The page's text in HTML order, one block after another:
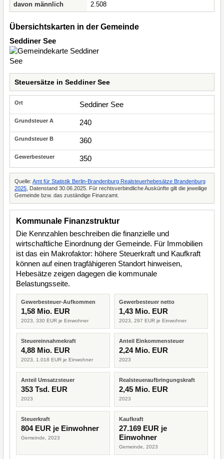
davon männlich
2.508
Übersichtskarten in der Gemeinde
Seddiner See
Steuersätze in Seddiner See
Seddiner See
240
360
350
Quelle: Amt für Statistik Berlin-Brandenburg Realsteuerhebesätze Brandenburg
2025 , Datenstand 30.06.2025. Für rechtsverbindliche Auskünfte gilt die jeweilige
Gemeinde bzw. das zuständige Finanzamt.
Kommunale Finanzstruktur
Die Kennzahlen beschreiben die finanzielle und
wirtschaftliche Einordnung der Gemeinde. Für Immobilien
ist das ein Makrofaktor: höhere Steuerkraft und Kaufkraft
können auf einen tragfähigeren Standort hinweisen,
Hebesätze zeigen dagegen die kommunale
Belastungsseite.
Gewerbesteuer-Aufkommen
1,58 Mio. EUR
2023, 330 EUR je Einwohner
Gewerbesteuer netto
1,43 Mio. EUR
2023, 297 EUR je Einwohner
Steuereinnahmekraft
4,88 Mio. EUR
2023, 1.018 EUR je Einwohner
Anteil Einkommensteuer
2,24 Mio. EUR
2023
Anteil Umsatzsteuer
353 Tsd. EUR
2023
Realsteueraufbringungskraft
2,45 Mio. EUR
2023
Steuerkraft
804 EUR je Einwohner
Gemeinde, 2023
Kaufkraft
27.169 EUR je
Einwohner
Gemeinde, 2023